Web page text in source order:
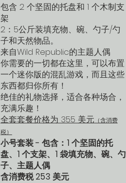
包含 2 个坚固的托盘和 1 个木制支
架
2：5公斤装填充物、碗、勺子/勺
子和天然物品。
来自Wild Republic的主题人偶
你需要的一切都在这里，可以布置
一个迷你版的混乱游戏，而且这些
东西都归你所有！
绝佳的礼物选择，适合各种场合，
充满乐趣！
全套套餐价格为 355 美元 （含消费
税）
小号套装 - 包含：1 个坚固的托
盘、1 个支架、1 袋填充物、碗、勺
子、主题人偶
含消费税 253 美元